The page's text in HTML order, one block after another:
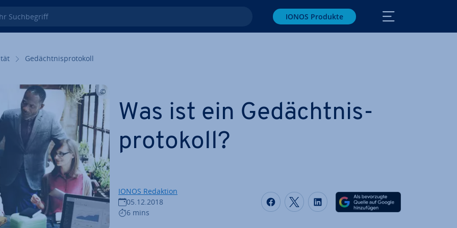
Such­be­griff IONOS Produkte
Ge­dächt­nis­pro­to­koll
Was ist ein Ge­dächt­nis­
pro­to­koll?
IONOS Redaktion
05.12.2018
6 mins
Auf Facebook teilen
Auf Twitter teilen
Auf LinkedIn teilen